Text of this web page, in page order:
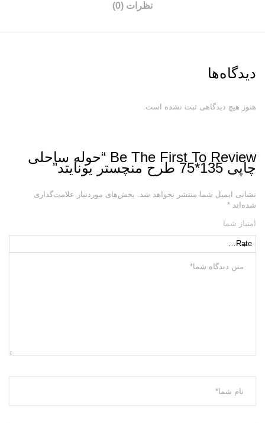
نظرات (0)
دیدگاه‌ها
هنوز هیچ دیدگاهی ثبت نشده است.
Be The First To Review “حوله ساحلی
چاپی 135*75 طرح منچستر یونایتد”
نشانی ایمیل شما منتشر نخواهد شد. بخش‌های موردنیاز علامت‌گذاری
شده‌اند *
امتیاز شما